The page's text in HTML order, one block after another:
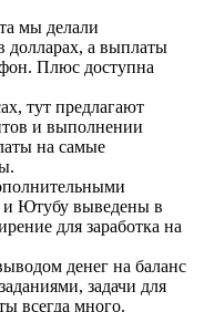
мы делали
долларах, а выплаты
Плюс доступна
тут предлагают
и выполнении
на самые
Ютубу выведены в
для заработка на
денег на баланс
задачи для
всегда много.